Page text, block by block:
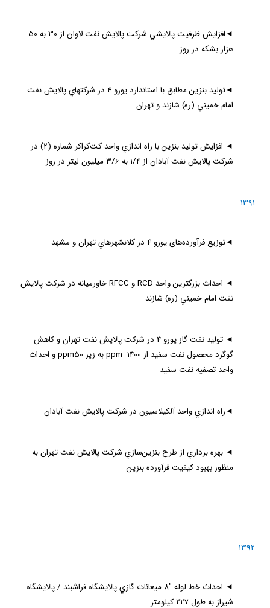
◄
افزايش ظرفيت پالايشي شركت پالايش نفت لاوان از 30 به 50
هزار بشكه در روز
◄
توليد بنزين مطابق با استاندارد يورو 4 در شركتهاي پالايش نفت
امام خميني (ره) شازند و تهران
◄
افزايش توليد بنزين با راه اندازي واحد كت‌كراكر شماره (2) در
شركت پالايش نفت آبادان از 1/4 به 3/6 ميليون ليتر در روز
1391
◄توزیع فرآورده‌های یورو 4 در كلانشهرهاي تهران و مشهد
◄ احداث بزرگترين واحد RCDو RFCCخاورميانه در شركت پالايش
نفت امام خميني (ره) شازند
◄
توليد نفت گاز يورو 4 در شركت پالايش نفت تهران و كاهش
گوگرد محصول نفت سفيد از
ppm 1400 به زير ppm50 و احداث
واحد تصفيه نفت سفيد
◄راه اندازي واحد آلكيلاسيون در شركت پالايش نفت آبادان
◄ بهره برداري از طرح بنزين‌سازي شركت پالايش نفت تهران به
منظور بهبود كيفيت فرآورده بنزين
1392
◄
احداث خط لوله "8 ميعانات گازي پالايشگاه فراشبند / پالايشگاه
شيراز به طول 227 كيلومتر